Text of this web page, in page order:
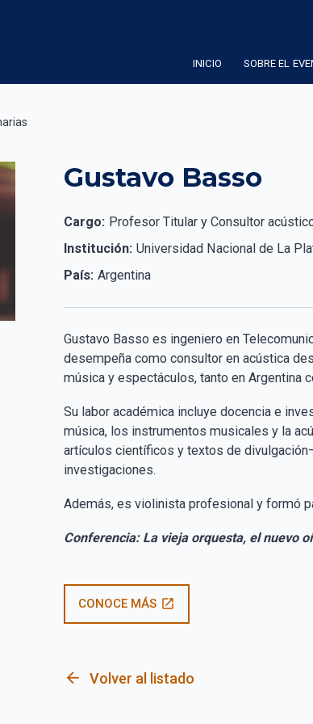
INICIO SOBRE EL
Gustavo Basso
Cargo: Profesor Titular y Consultor
Institución: Universidad Nacional de La
País: Argentina
Gustavo Basso es ingeniero en
desempeña como consultor en acústica
música y espectáculos, tanto en Argentina
Su labor académica incluye docencia e
música, los instrumentos musicales y la
artículos científicos y textos de
investigaciones.
Además, es violinista profesional y formó
Conferencia: La vieja orquesta, el nuevo
CONOCE MÁS open_in_new
arrow_back Volver al listado